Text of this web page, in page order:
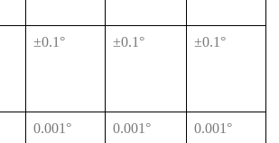
±0.1° ±0.1° ±0.1°
0.001° 0.001° 0.001°